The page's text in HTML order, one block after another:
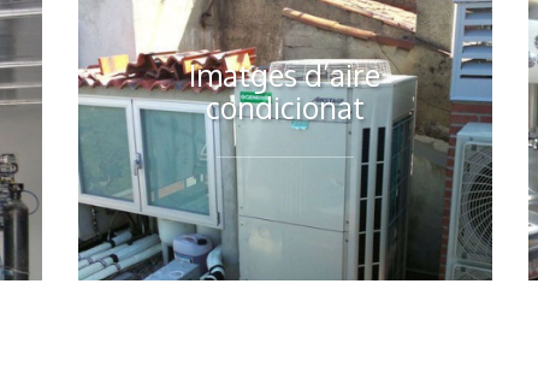
Imatges d’aire
condicionat